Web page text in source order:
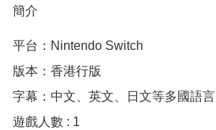
簡介
平台：Nintendo Switch
版本：香港行版
字幕：中文、英文、日文等多國語言
遊戲人數 : 1